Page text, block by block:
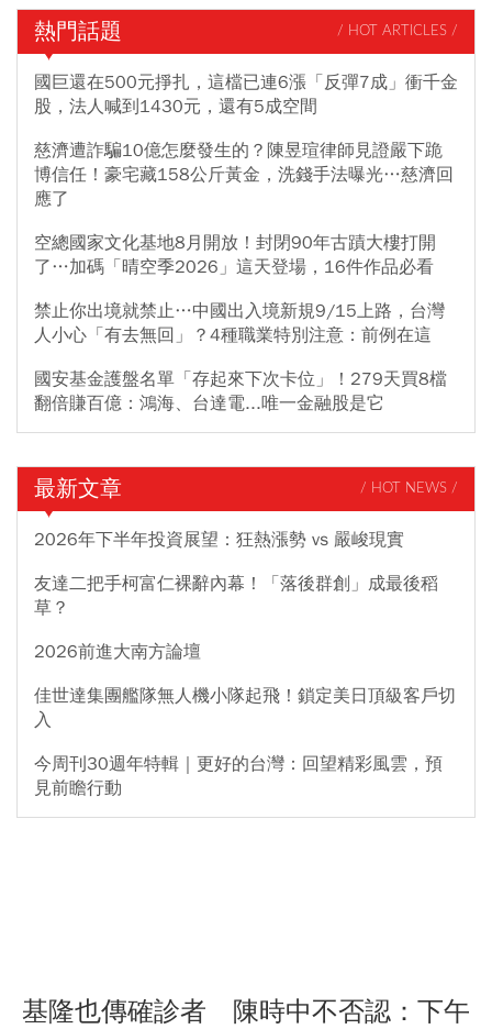
熱門話題 / HOT ARTICLES /
國巨還在500元掙扎，這檔已連6漲「反彈7成」衝千金
股，法人喊到1430元，還有5成空間
慈濟遭詐騙10億怎麼發生的？陳昱瑄律師見證嚴下跪
博信任！豪宅藏158公斤黃金，洗錢手法曝光…慈濟回
應了
空總國家文化基地8月開放！封閉90年古蹟大樓打開
了…加碼「晴空季2026」這天登場，16件作品必看
禁止你出境就禁止…中國出入境新規9/15上路，台灣
人小心「有去無回」？4種職業特別注意：前例在這
國安基金護盤名單「存起來下次卡位」！279天買8檔
翻倍賺百億：鴻海、台達電...唯一金融股是它
最新文章 / HOT NEWS /
2026年下半年投資展望：狂熱漲勢 vs 嚴峻現實
友達二把手柯富仁裸辭內幕！「落後群創」成最後稻
草？
2026前進大南方論壇
佳世達集團艦隊無人機小隊起飛！鎖定美日頂級客戶切
入
今周刊30週年特輯｜更好的台灣：回望精彩風雲，預
見前瞻行動
基隆也傳確診者 陳時中不否認：下午